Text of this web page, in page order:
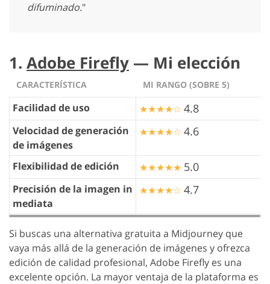
difuminado."
1. Adobe Firefly — Mi elección
CARACTERÍSTICA MI RANGO (SOBRE 5)
Facilidad de uso ★★★★☆ 4.8
Velocidad de generación
de imágenes
★★★★☆ 4.6
Flexibilidad de edición ★★★★★ 5.0
Precisión de la imagen in
mediata
★★★★☆ 4.7
Si buscas una alternativa gratuita a Midjourney que
vaya más allá de la generación de imágenes y ofrezca
edición de calidad profesional, Adobe Firefly es una
excelente opción. La mayor ventaja de la plataforma es